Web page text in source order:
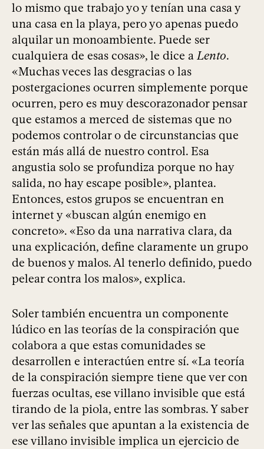
lo mismo que trabajo yo y tenían una casa y
una casa en la playa, pero yo apenas puedo
alquilar un monoambiente. Puede ser
cualquiera de esas cosas», le dice a Lento.
«Muchas veces las desgracias o las
postergaciones ocurren simplemente porque
ocurren, pero es muy descorazonador pensar
que estamos a merced de sistemas que no
podemos controlar o de circunstancias que
están más allá de nuestro control. Esa
angustia solo se profundiza porque no hay
salida, no hay escape posible», plantea.
Entonces, estos grupos se encuentran en
internet y «buscan algún enemigo en
concreto». «Eso da una narrativa clara, da
una explicación, define claramente un grupo
de buenos y malos. Al tenerlo definido, puedo
pelear contra los malos», explica.
Soler también encuentra un componente
lúdico en las teorías de la conspiración que
colabora a que estas comunidades se
desarrollen e interactúen entre sí. «La teoría
de la conspiración siempre tiene que ver con
fuerzas ocultas, ese villano invisible que está
tirando de la piola, entre las sombras. Y saber
ver las señales que apuntan a la existencia de
ese villano invisible implica un ejercicio de